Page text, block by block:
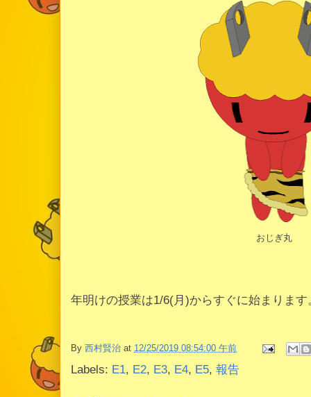
おじぎ丸
年明けの授業は1/6(月)からすぐに始まります
By 西村賢治 at 12/25/2019 08:54:00 午前
Labels: E1, E2, E3, E4, E5, 報告